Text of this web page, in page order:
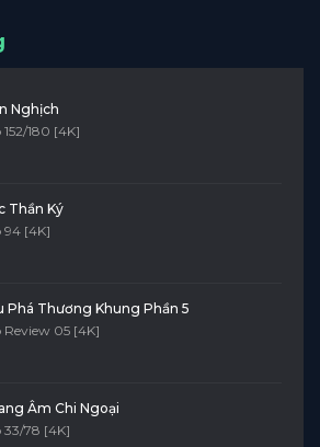
Nghịch
152/180 [4K]
Thần Ký
94 [4K]
Phá Thương Khung Phần 5
Review 05 [4K]
Âm Chi Ngoại
33/78 [4K]